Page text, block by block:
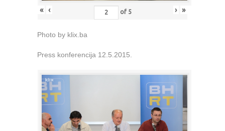
« ‹ of 5 › »
Photo by klix.ba
Press konferencija 12.5.2015.